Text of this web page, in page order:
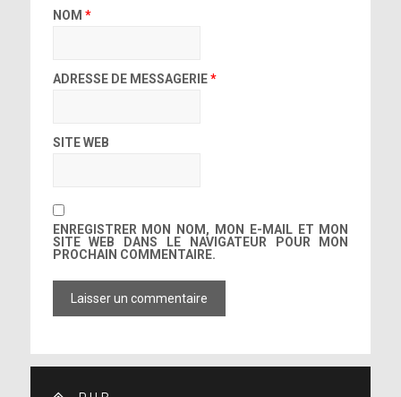
NOM *
ADRESSE DE MESSAGERIE*
SITE WEB
ENREGISTRER MON NOM, MON E-MAIL ET MON
SITE WEB DANS LE NAVIGATEUR POUR MON
PROCHAIN COMMENTAIRE.